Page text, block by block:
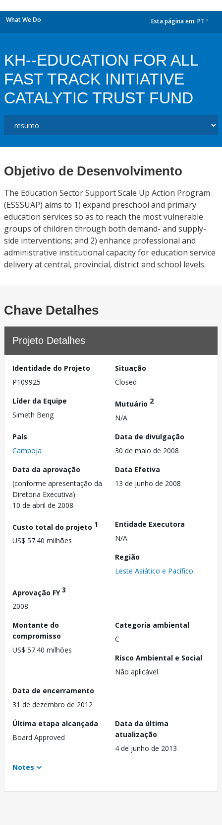
What We Do Esta página em: PT
KH--EDUCATION FOR ALL
FAST TRACK INITIATIVE
CATALYTIC TRUST FUND
Objetivo de Desenvolvimento
The Education Sector Support Scale Up Action Program
(ESSSUAP) aims to 1) expand preschool and primary
education services so as to reach the most vulnerable
groups of children through both demand- and supply-
side interventions; and 2) enhance professional and
administrative institutional capacity for education service
delivery at central, provincial, district and school levels.
Chave Detalhes
Projeto Detalhes
Identidade do Projeto
P109925
Situação
Closed
Líder da Equipe
Simeth Beng
Mutuário 2
N/A
País
Camboja
Data de divulgação
30 de maio de 2008
Data da aprovação
(conforme apresentação da
Diretoria Executiva)
10 de abril de 2008
Data Efetiva
13 de junho de 2008
Custo total do projeto 1
US$ 57.40 milhões
Entidade Executora
N/A
Região
Leste Asiático e Pacífico
Aprovação FY3
2008
Montante do
compromisso
US$ 57.40 milhões
Categoria ambiental
C
Risco Ambiental e Social
Não aplicável
Data de encerramento
31 de dezembro de 2012
Última etapa alcançada
Board Approved
Data da última
atualização
4 de junho de 2013
Notes